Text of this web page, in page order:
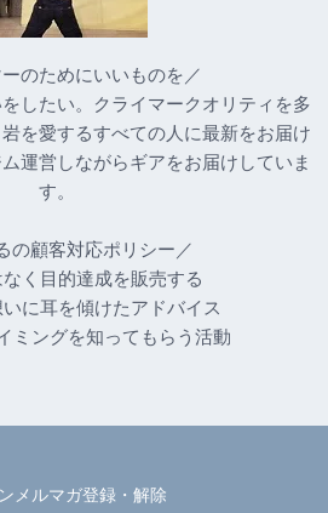
のためにいいものを／
したい。クライマークオリティを多
を愛するすべての人に最新をお届け
運営しながらギアをお届けしていま
す。
の顧客対応ポリシー／
く目的達成を販売する
に耳を傾けたアドバイス
ミングを知ってもらう活動
メルマガ登録・解除